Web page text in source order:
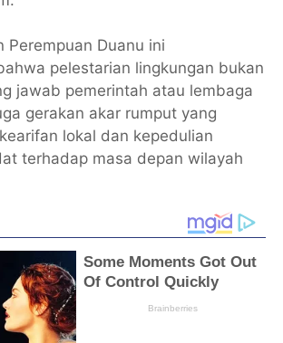
Perempuan Duanu ini
pelestarian lingkungan bukan
jawab pemerintah atau lembaga
gerakan akar rumput yang
lokal dan kepedulian
terhadap masa depan wilayah